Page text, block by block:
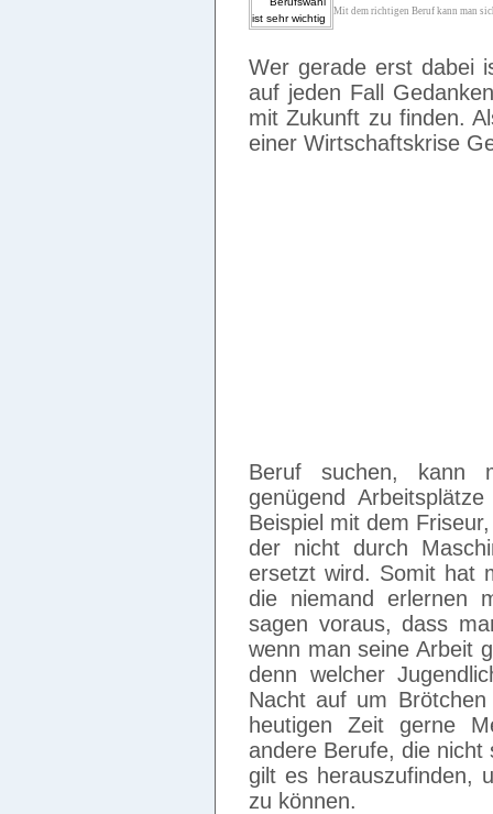
Mit dem richtigen Beruf kann man
Wer gerade erst dabei
auf jeden Fall
mit Zukunft zu finden.
einer Wirtschaftskrise
Beruf suchen, kann
genügend
Beispiel mit dem
der nicht durch
ersetzt wird. Somit hat
die niemand erlernen
sagen voraus, dass
wenn man seine Arbeit
denn welcher
Nacht auf um
heutigen Zeit gerne
andere Berufe, die
gilt es herauszufinden,
zu können.